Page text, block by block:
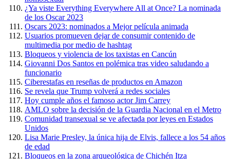
¿Ya viste Everything Everywhere All at Once? La nominada
de los Oscar 2023
Oscars 2023: nominados a Mejor película animada
Usuarios promueven dejar de consumir contenido de
multimedia por medio de hashtag
Bloqueos y violencia de los taxistas en Cancún
Giovanni Dos Santos en polémica tras video saludando a
funcionario
Ciberestafas en reseñas de productos en Amazon
Se revela que Trump volverá a redes sociales
Hoy cumple años el famoso actor Jim Carrey
AMLO sobre la decisión de la Guardia Nacional en el Metro
Comunidad transexual se ve afectada por leyes en Estados
Unidos
Lisa Marie Presley, la única hija de Elvis, fallece a los 54 años
de edad
Bloqueos en la zona arqueológica de Chichén Itza